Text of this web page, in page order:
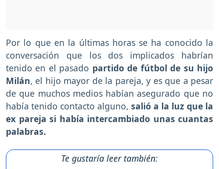
Por lo que en la últimas horas se ha conocido la
conversación que los dos implicados habrían
tenido en el pasado partido de fútbol de su hijo
Milán, el hijo mayor de la pareja, y es que a pesar
de que muchos medios habían asegurado que no
había tenido contacto alguno, salió a la luz que la
ex pareja si había intercambiado unas cuantas
palabras.
Te gustaría leer también: